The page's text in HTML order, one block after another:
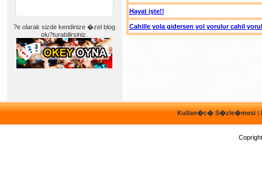
?e olarak sizde kendinize �zel blog
olu?turabilirsiniz.
Hayat işte!!
Cahille yola gidersen yol yorulur cahil
Kullan�c� S�zle�mesi|